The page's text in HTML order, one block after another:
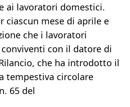
ai lavoratori domestici.
ciascun mese di aprile e
che i lavoratori
con il datore di
che ha introdotto il
tempestiva circolare
65 del